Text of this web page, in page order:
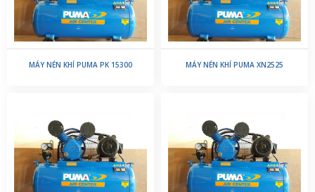
MÁY NÉN KHÍ PUMA PK 15300 MÁY NÉN KHÍ PUMA XN2525